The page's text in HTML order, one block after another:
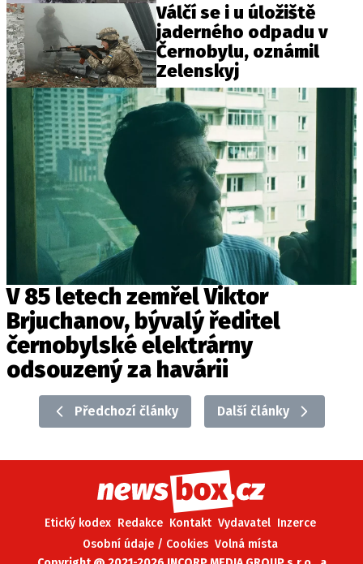
Válčí se i u úložiště
jaderného odpadu v
Černobylu, oznámil
Zelenskyj
V 85 letech zemřel Viktor
Brjuchanov, bývalý ředitel
černobylské elektrárny
odsouzený za havárii
Předchozí články Další články
Etický kodex Redakce Kontakt Vydavatel Inzerce
Osobní údaje / Cookies Volná místa